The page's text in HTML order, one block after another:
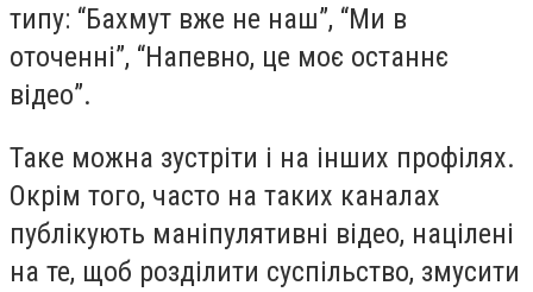
типу: “Бахмут вже не наш”, “Ми в
оточенні”, “Напевно, це моє останнє
відео”.
Таке можна зустріти і на інших профілях.
Окрім того, часто на таких каналах
публікують маніпулятивні відео, націлені
на те, щоб розділити суспільство, змусити